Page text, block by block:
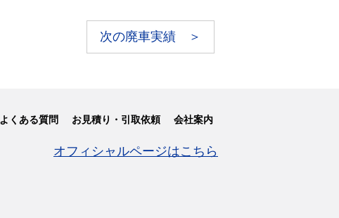
次の廃車実績 ＞
よくある質問 お見積り・引取依頼 会社案内
オフィシャルページはこちら